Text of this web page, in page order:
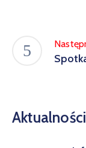
Aktualności